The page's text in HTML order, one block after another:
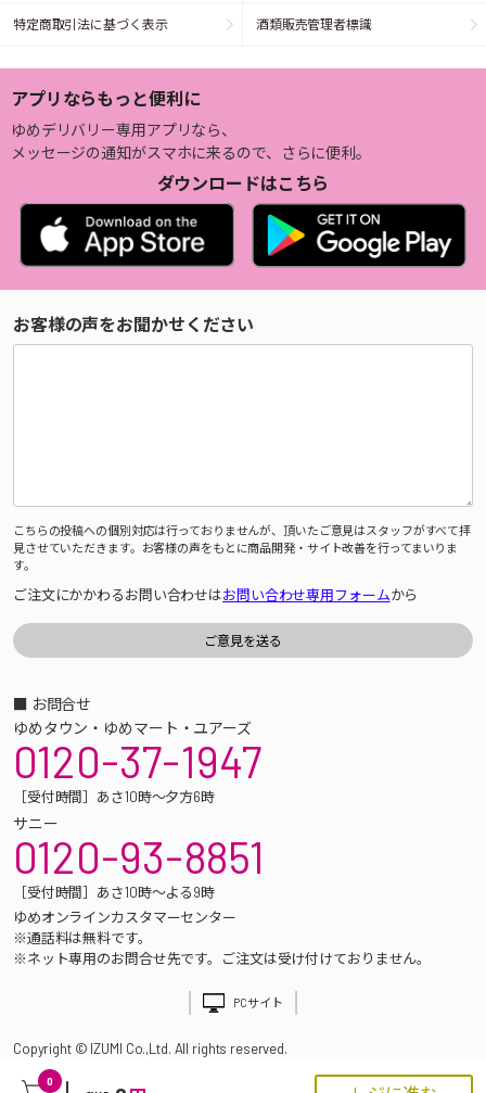
0
特定商取引法に基づく表示 酒類販売管理者標識
アプリならもっと便利に
ゆめデリバリー専用アプリなら、
メッセージの通知がスマホに来るので、さらに便利。
ダウンロードはこちら
お客様の声をお聞かせください
こちらの投稿への個別対応は行っておりませんが、頂いたご意見はスタッフがすべて拝
見させていただきます。お客様の声をもとに商品開発・サイト改善を行ってまいりま
す。
ご注文にかかわるお問い合わせはお問い合わせ専用フォームから
■ お問合せ
ゆめタウン・ゆめマート・ユアーズ
0120-37-1947
［受付時間］あさ10時～夕方6時
サニー
0120-93-8851
［受付時間］あさ10時～よる9時
ゆめオンラインカスタマーセンター
※通話料は無料です。
※ネット専用のお問合せ先です。ご注文は受け付けておりません。
PCサイト
Copyright © IZUMI Co.,Ltd. All rights reserved.